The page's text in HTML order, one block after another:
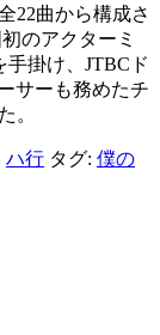
22曲から構成さ
のアクターミ
手掛け、JTBCド
サーも務めたチ
。
ハ行 タグ: 僕の